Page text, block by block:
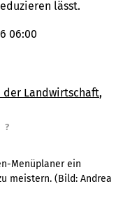
lässt.
06:00
der Landwirtschaft
?
Menüplaner ein
meistern. (Bild: Andrea